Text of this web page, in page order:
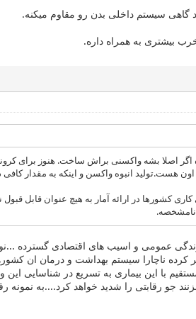
سیستم داخلی بدن رو مقاوم میکنه.
بیشتری به همراه داره.
اگر اصلا بشه واکسنی براش ساخت. هنوز برای
بدتر از اون هست.تولید انبوه واکسن و اینکه به مقدار
کشورها در ارائه آمار به هیچ عنوان قابل
نامشخصه.
عمومی و اسیب های اقتصادی گسترده
کرده ناچارا سیستم بهداشت و درمان ان
با این بیماری به تسریع در شناسایی این
جو رقابتی را شدید خواهد کرد....به نمونه